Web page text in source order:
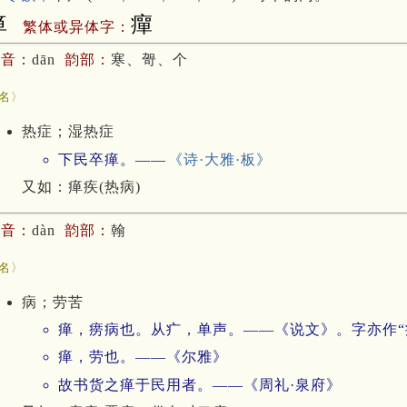
繁体或异体字： 癉
： dān 韵部： 寒、哿、个
〉
热症；湿热症
下民卒瘅。——
《诗·大雅·板》
又如：瘅疾(热病)
： dàn 韵部： 翰
〉
病；劳苦
瘅，痨病也。从疒，单声。——《说文》。字亦作“
瘅，劳也。——《尔雅》
故书货之瘅于民用者。——《周礼·泉府》